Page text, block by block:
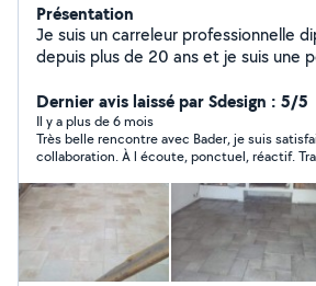
Présentation
Je suis un carreleur professionnelle
depuis plus de 20 ans et je suis une
des personnes dans le besoin
Dernier avis laissé par Sdesign : 5/5
Il y a plus de 6 mois
Très belle rencontre avec Bader, je suis
collaboration. À l écoute, ponctuel, réactif.